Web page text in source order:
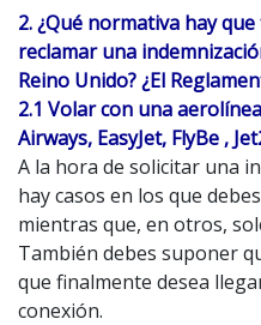
2. ¿Qué normativa hay
reclamar una
Reino Unido? ¿El
2.1 Volar con una
Airways, EasyJet, FlyBe ,
A la hora de solicitar una
hay casos en los que
mientras que, en otros,
También debes suponer
que finalmente desea
conexión.